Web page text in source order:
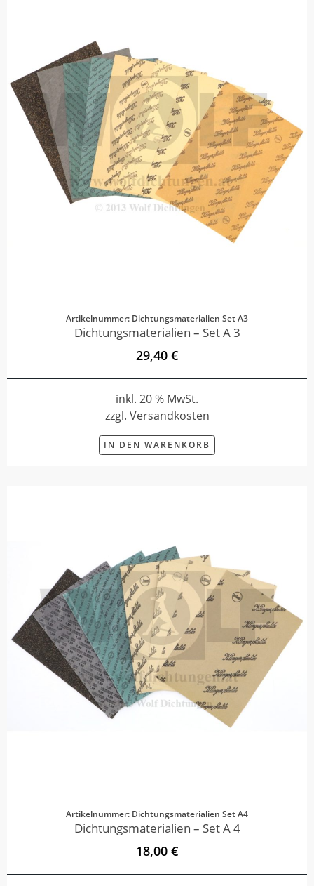
Artikelnummer: Dichtungsmaterialien Set A3
Dichtungsmaterialien – Set A 3
29,40 €
inkl. 20 % MwSt.
zzgl. Versandkosten
IN DEN WARENKORB
Artikelnummer: Dichtungsmaterialien Set A4
Dichtungsmaterialien – Set A 4
18,00 €